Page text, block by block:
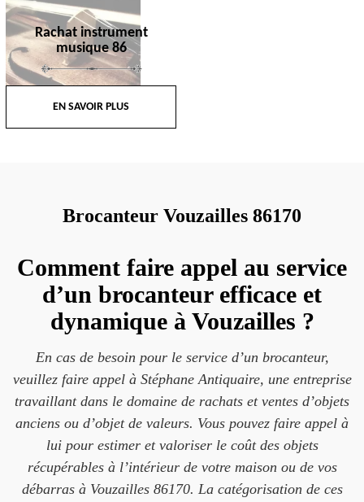
Rachat instrument
musique 86
EN SAVOIR PLUS
Brocanteur Vouzailles 86170
Comment faire appel au service
d’un brocanteur efficace et
dynamique à Vouzailles ?
En cas de besoin pour le service d’un brocanteur,
veuillez faire appel à Stéphane Antiquaire, une entreprise
travaillant dans le domaine de rachats et ventes d’objets
anciens ou d’objet de valeurs. Vous pouvez faire appel à
lui pour estimer et valoriser le coût des objets
récupérables à l’intérieur de votre maison ou de vos
débarras à Vouzailles 86170. La catégorisation de ces